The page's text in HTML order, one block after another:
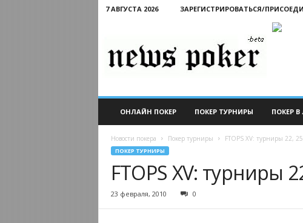
7 АВГУСТА 2026 ЗАРЕГИСТРИРОВАТЬСЯ/
ОНЛАЙН ПОКЕР ПОКЕР ТУРНИРЫ ПОКЕР
Новости покера Покер турниры FTOPS XV: турниры 22,
ПОКЕР ТУРНИРЫ
FTOPS XV: турниры
23 февраля, 2010 0